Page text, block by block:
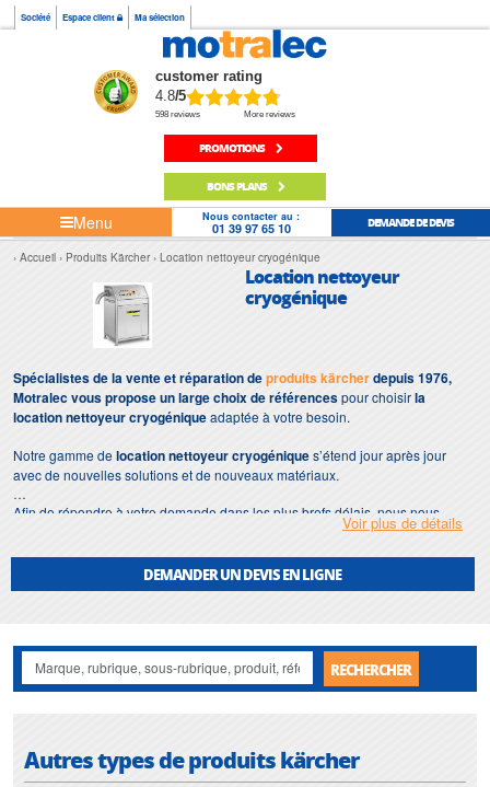
Société Espace client Ma sélection
customer rating
4.8/5
598 reviews More reviews
PROMOTIONS
BONS PLANS
Menu Nous contacter au :
01 39 97 65 10 DEMANDE DE DEVIS
Accueil Produits Kärcher Location nettoyeur cryogénique
Location nettoyeur
cryogénique
Spécialistes de la vente et réparation deproduits kärcherdepuis 1976,
Motralec vous propose un large choix de référencespour choisirla
location nettoyeur cryogéniqueadaptée à votre besoin.
Notre gamme delocation nettoyeur cryogéniques’étend jour après jour
avec de nouvelles solutions et de nouveaux matériaux.
Afin de répondre à votre demande dans les plus brefs délais, nous nous
location nettoyeur
Motralecmet également à votre disposition son service deréparationet
Nos interventions sur toute l'Ile de France suivant vos besoins et vos
contraintes sont un gage d'efficacité, et garantissent l'absence de perturbation
de vos installations delocation nettoyeur cryogénique.
Voir plus de détails
DEMANDER UN DEVIS EN LIGNE
RECHERCHER
Autres types de produits kärcher